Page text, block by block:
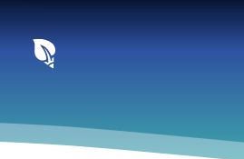
Panneau de gestion des